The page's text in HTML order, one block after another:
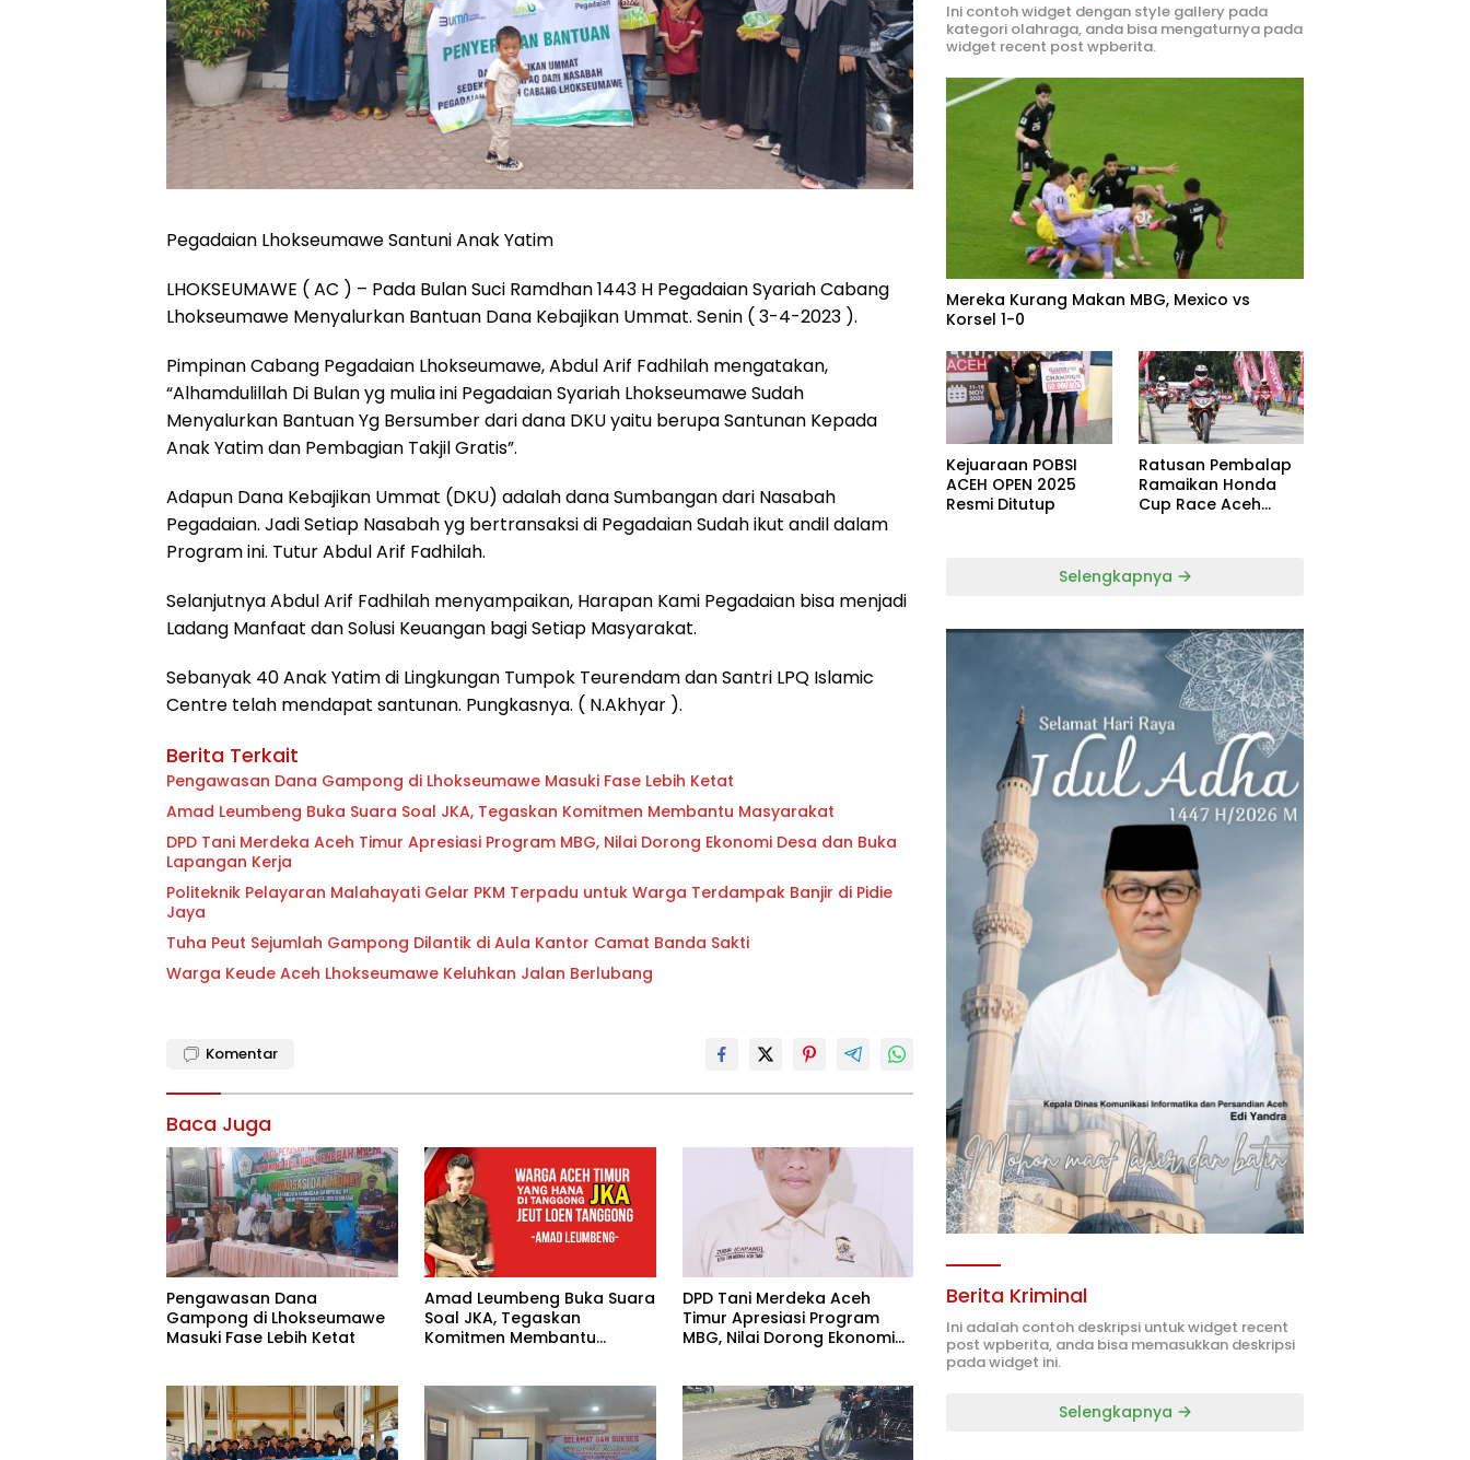
Pegadaian Lhokseumawe Santuni Anak Yatim
LHOKSEUMAWE ( AC ) – Pada Bulan Suci Ramdhan 1443 H Pegadaian Syariah Cabang
Lhokseumawe Menyalurkan Bantuan Dana Kebajikan Ummat. Senin ( 3-4-2023 ).
Pimpinan Cabang Pegadaian Lhokseumawe, Abdul Arif Fadhilah mengatakan,
“Alhamdulillah Di Bulan yg mulia ini Pegadaian Syariah Lhokseumawe Sudah
Menyalurkan Bantuan Yg Bersumber dari dana DKU yaitu berupa Santunan Kepada
Anak Yatim dan Pembagian Takjil Gratis”.
Adapun Dana Kebajikan Ummat (DKU) adalah dana Sumbangan dari Nasabah
Pegadaian. Jadi Setiap Nasabah yg bertransaksi di Pegadaian Sudah ikut andil dalam
Program ini. Tutur Abdul Arif Fadhilah.
Selanjutnya Abdul Arif Fadhilah menyampaikan, Harapan Kami Pegadaian bisa menjadi
Ladang Manfaat dan Solusi Keuangan bagi Setiap Masyarakat.
Sebanyak 40 Anak Yatim di Lingkungan Tumpok Teurendam dan Santri LPQ Islamic
Centre telah mendapat santunan. Pungkasnya. ( N.Akhyar ).
Berita Terkait
Pengawasan Dana Gampong di Lhokseumawe Masuki Fase Lebih Ketat
Amad Leumbeng Buka Suara Soal JKA, Tegaskan Komitmen Membantu Masyarakat
DPD Tani Merdeka Aceh Timur Apresiasi Program MBG, Nilai Dorong Ekonomi Desa dan Buka
Lapangan Kerja
Politeknik Pelayaran Malahayati Gelar PKM Terpadu untuk Warga Terdampak Banjir di Pidie
Jaya
Tuha Peut Sejumlah Gampong Dilantik di Aula Kantor Camat Banda Sakti
Warga Keude Aceh Lhokseumawe Keluhkan Jalan Berlubang
Komentar
Baca Juga
Pengawasan Dana
Gampong di Lhokseumawe
Masuki Fase Lebih Ketat
Amad Leumbeng Buka Suara
Soal JKA, Tegaskan
Komitmen Membantu
DPD Tani Merdeka Aceh
Timur Apresiasi Program
MBG, Nilai Dorong Ekonomi
Ini contoh widget dengan style gallery pada
kategori olahraga, anda bisa mengaturnya pada
widget recent post wpberita.
Mereka Kurang Makan MBG, Mexico vs
Korsel 1-0
Kejuaraan POBSI
ACEH OPEN 2025
Resmi Ditutup
Ratusan Pembalap
Ramaikan Honda
Cup Race Aceh
Selengkapnya
Berita Kriminal
Ini adalah contoh deskripsi untuk widget recent
post wpberita, anda bisa memasukkan deskripsi
pada widget ini.
Selengkapnya